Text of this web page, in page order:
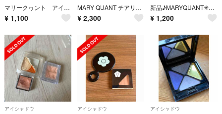
マリークヮント アイオープナー 026
¥ 1,100
MARY QUANT チアリーカラーズ フォーチークス01スウィートフラワー
¥ 2,300
新品♪MARYQUANT✳︎アイシャドウ
¥ 1,200
アイシャドウ アイシャドウ アイシャドウ